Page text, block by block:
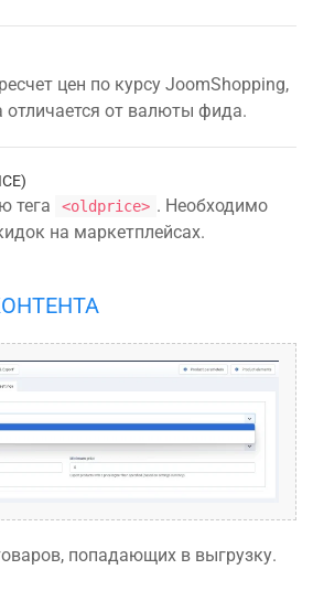
цен по курсу JoomShopping,
отличается от валюты фида.
тега <oldprice> . Необходимо
на маркетплейсах.
попадающих в выгрузку.